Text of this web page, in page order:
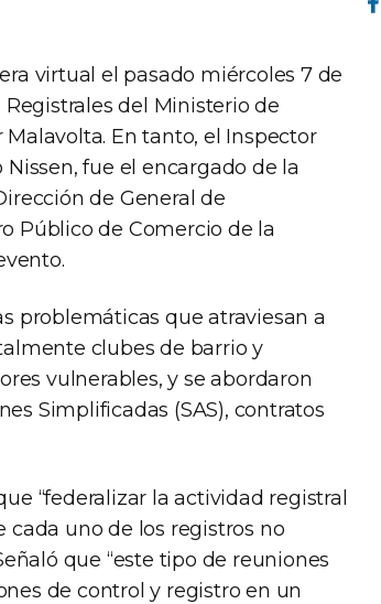
virtual el pasado miércoles 7 de
del Ministerio de
En tanto, el Inspector
fue el encargado de la
de General de
Público de Comercio de la
problemáticas que atraviesan a
clubes de barrio y
vulnerables, y se abordaron
Simplificadas (SAS), contratos
“federalizar la actividad registral
cada uno de los registros no
que “este tipo de reuniones
de control y registro en un